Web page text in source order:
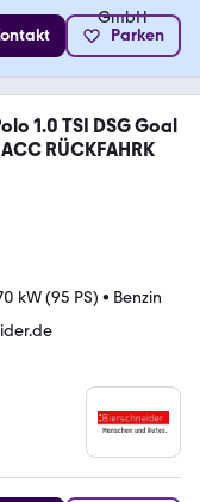
Parken
1.0 TSI DSG Goal
RÜCKFAHRK
kW (95 PS) • Benzin